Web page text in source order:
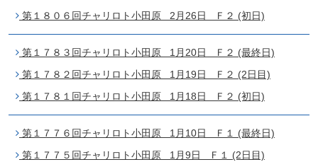
第１８０６回チャリロト小田原 2月26日 Ｆ２ (初日)
第１７８３回チャリロト小田原 1月20日 Ｆ２ (最終日)
第１７８２回チャリロト小田原 1月19日 Ｆ２ (2日目)
第１７８１回チャリロト小田原 1月18日 Ｆ２ (初日)
第１７７６回チャリロト小田原 1月10日 Ｆ１ (最終日)
第１７７５回チャリロト小田原 1月9日 Ｆ１ (2日目)